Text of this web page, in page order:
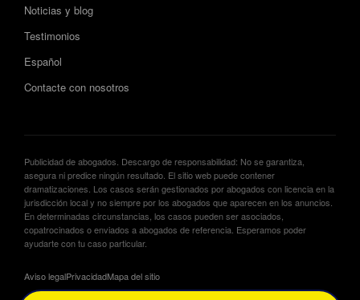
Noticias y blog
Testimonios
Español
Contacte con nosotros
Publicidad de abogados. Descargo de responsabilidad: No se garantiza,
asegura ni predice ningún resultado. El sitio web puede contener
dramatizaciones. Los casos serán gestionados por abogados con licencia en la
jurisdicción local y no siempre por los abogados que aparecen en los anuncios.
En determinadas circunstancias, los casos pueden ser asociados,
copatrocinados o enviados a abogados de referencia. Esperamos poder
ayudarte con tu caso particular.
Aviso legalPrivacidadMapa del sitio